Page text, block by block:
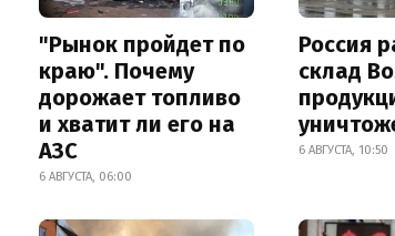
"Рынок пройдет по
краю". Почему
дорожает топливо
и хватит ли его на
АЗС
6 АВГУСТА, 06:00
Россия
склад
6 АВГУСТА, 10:50